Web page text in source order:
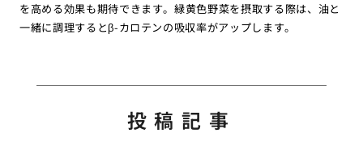
を高める効果も期待できます。緑黄色野菜を摂取する際は、油と
一緒に調理するとβ-カロテンの吸収率がアップします。
投稿記事